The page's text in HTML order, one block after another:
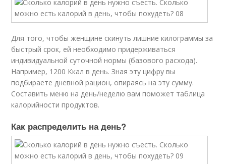
Для того, чтобы женщине скинуть лишние килограммы за
быстрый срок, ей необходимо придерживаться
индивидуальной суточной нормы (базового расхода).
Например, 1200 Ккал в день. Зная эту цифру вы
подбираете дневной рацион, опираясь на эту сумму.
Составить меню на день/неделю вам поможет таблица
калорийности продуктов.
Как распределить на день?